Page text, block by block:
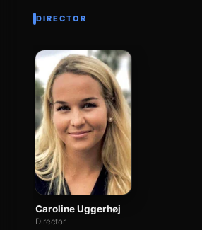
DIRECTOR
Caroline Uggerhøj
Director